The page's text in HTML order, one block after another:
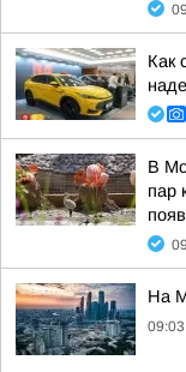
Как
В
пар
На
09:03